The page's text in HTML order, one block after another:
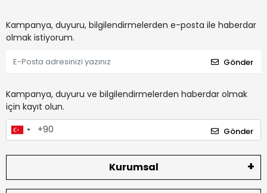
Kampanya, duyuru, bilgilendirmelerden e-posta ile haberdar
olmak istiyorum.
Gönder
Kampanya, duyuru ve bilgilendirmelerden haberdar olmak
için kayıt olun.
Gönder
Kurumsal